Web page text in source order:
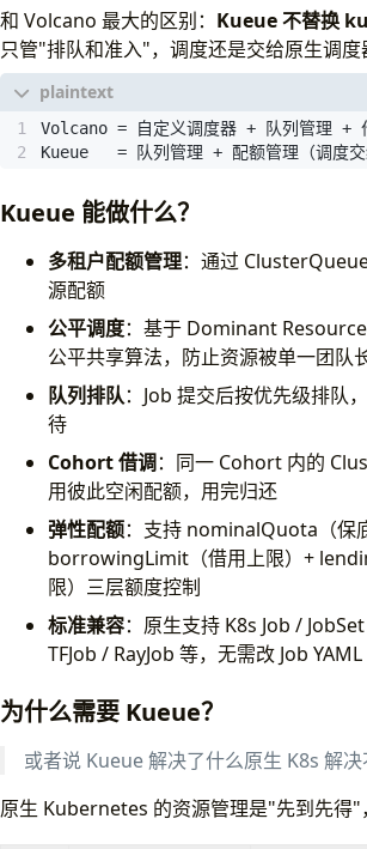
和 Volcano 最大的区别： Kueue 不替换
只管"排队和准入"，调度还是交给原生调度
Kueue   = 队列管理 + 配额管理（调度
Kueue 能做什么？
多租户配额管理：通过
源配额
公平调度：基于 Dominant
公平共享算法，防止资源被单一团队
队列排队：Job 提交后按优先级排队
待
Cohort 借调：同一 Cohort 内的
用彼此空闲配额，用完归还
弹性配额：支持 nominalQuota（保
borrowingLimit（借用上限）+
限）三层额度控制
标准兼容：原生支持 K8s Job /
TFJob / RayJob 等，无需改 Job YAML
为什么需要 Kueue？
或者说 Kueue 解决了什么原生 K8s 解决
原生 Kubernetes 的资源管理是"先到先得"